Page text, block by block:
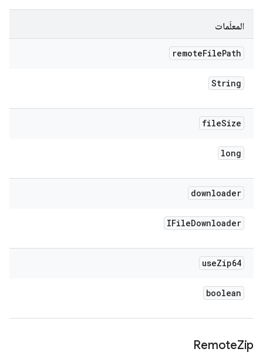
المعلَمات
remoteFilePath
String
fileSize
long
downloader
IFileDownloader
useZip64
boolean
RemoteZip